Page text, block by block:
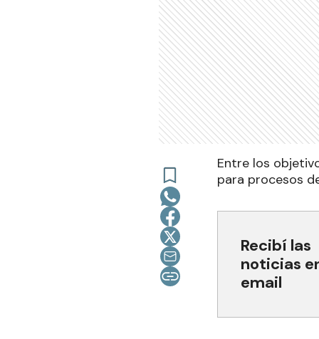
Entre los
para procesos
Recibí las
noticias
email